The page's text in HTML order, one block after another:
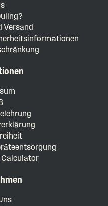
Versand
Calculator